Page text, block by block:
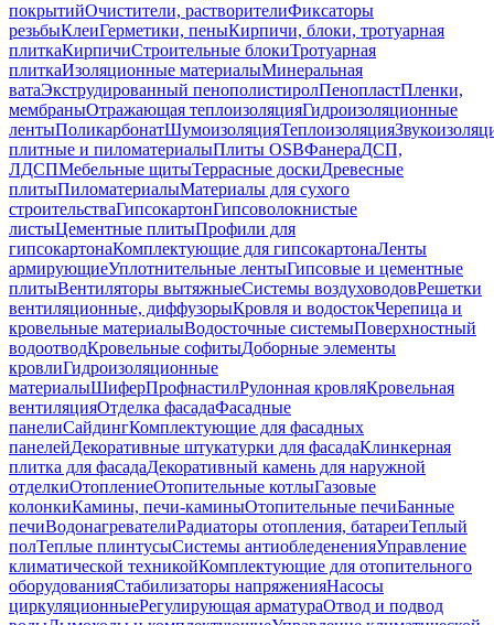
покрытийОчистители, растворителиФиксаторы
резьбыКлеиГерметики, пеныКирпичи, блоки, тротуарная
плиткаКирпичиСтроительные блокиТротуарная
плиткаИзоляционные материалыМинеральная
ватаЭкструдированный пенополистиролПенопластПленки,
мембраныОтражающая теплоизоляцияГидроизоляционные
лентыПоликарбонатШумоизоляцияТеплоизоляция
плитные и пиломатериалыПлиты OSBФанераДСП,
ЛДСПМебельные щитыТеррасные доскиДревесные
плитыПиломатериалыМатериалы для сухого
строительстваГипсокартонГипсоволокнистые
листыЦементные плитыПрофили для
гипсокартонаКомплектующие для гипсокартонаЛенты
армирующиеУплотнительные лентыГипсовые и цементные
плитыВентиляторы вытяжныеСистемы воздуховодовРешетки
вентиляционные, диффузорыКровля и водостокЧерепица и
кровельные материалыВодосточные системыПоверхностный
водоотводКровельные софитыДоборные элементы
кровлиГидроизоляционные
материалыШиферПрофнастилРулонная кровляКровельная
вентиляцияОтделка фасадаФасадные
панелиСайдингКомплектующие для фасадных
панелейДекоративные штукатурки для фасадаКлинкерная
плитка для фасадаДекоративный камень для наружной
отделкиОтоплениеОтопительные котлыГазовые
колонкиКамины, печи-каминыОтопительные печиБанные
печиВодонагревателиРадиаторы отопления, батареиТеплый
полТеплые плинтусыСистемы антиобледененияУправление
климатической техникойКомплектующие для отопительного
оборудованияСтабилизаторы напряженияНасосы
циркуляционныеРегулирующая арматураОтвод и подвод